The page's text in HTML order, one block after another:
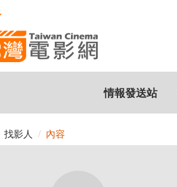
情報發送站
找影人 內容